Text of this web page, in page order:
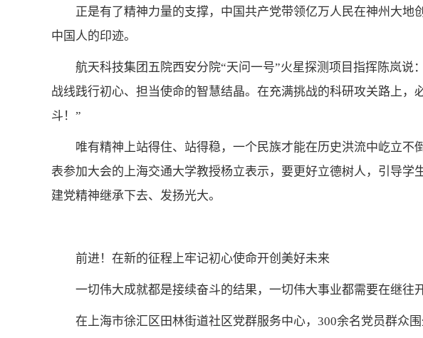
正是有了精神力量的支撑，中国共产党带领亿万人民在神州大地
中国人的印迹。
航天科技集团五院西安分院“天问一号”火星探测项目指挥陈岚说
战线践行初心、担当使命的智慧结晶。在充满挑战的科研攻关路上，
斗！”
唯有精神上站得住、站得稳，一个民族才能在历史洪流中屹立不
表参加大会的上海交通大学教授杨立表示，要更好立德树人，引导学
建党精神继承下去、发扬光大。
前进！在新的征程上牢记初心使命开创美好未来
一切伟大成就都是接续奋斗的结果，一切伟大事业都需要在继往
在上海市徐汇区田林街道社区党群服务中心，300余名党员群众